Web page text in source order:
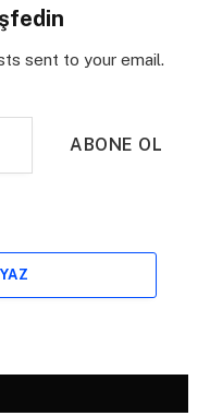
sent to your email.
ABONE OL